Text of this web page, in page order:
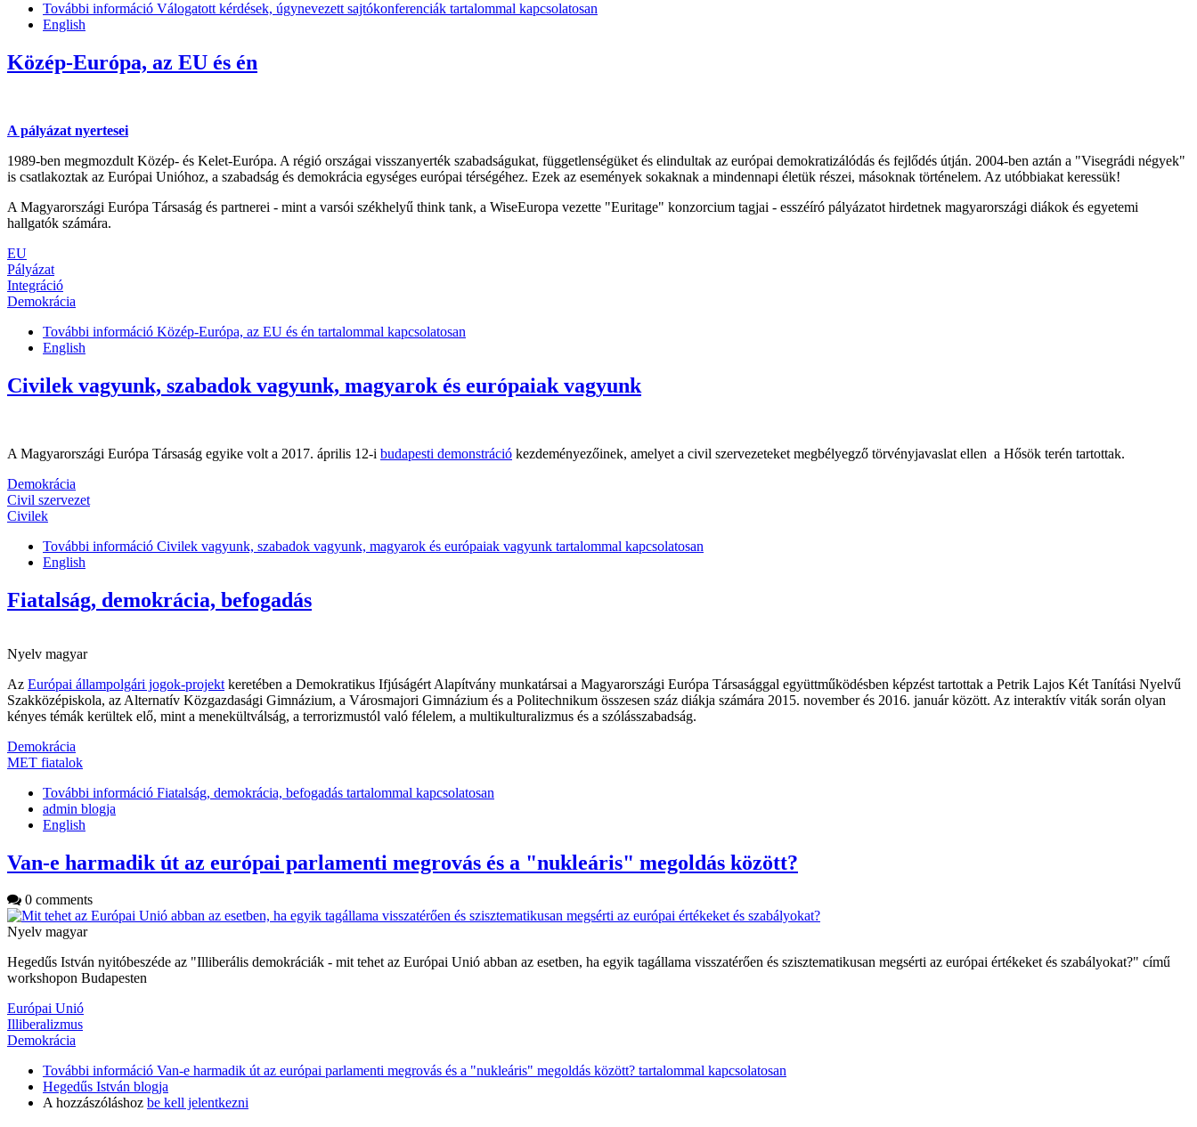
További információ Válogatott kérdések, úgynevezett sajtókonferenciák tartalommal kapcsolatosan
English
Közép-Európa, az EU és én
A pályázat nyertesei
1989-ben megmozdult Közép- és Kelet-Európa. A régió országai visszanyerték szabadságukat, függetlenségüket és elindultak az európai demokratizálódás és fejlődés útján. 2004-ben aztán a "Visegrádi négyek"
is csatlakoztak az Európai Unióhoz, a szabadság és demokrácia egységes európai térségéhez. Ezek az események sokaknak a mindennapi életük részei, másoknak történelem. Az utóbbiakat keressük!
A Magyarországi Európa Társaság és partnerei - mint a varsói székhelyű think tank, a WiseEuropa vezette "Euritage" konzorcium tagjai - esszéíró pályázatot hirdetnek magyarországi diákok és egyetemi
hallgatók számára.
EU
Pályázat
Integráció
Demokrácia
További információ Közép-Európa, az EU és én tartalommal kapcsolatosan
English
Civilek vagyunk, szabadok vagyunk, magyarok és európaiak vagyunk
A Magyarországi Európa Társaság egyike volt a 2017. április 12-i budapesti demonstráció kezdeményezőinek, amelyet a civil szervezeteket megbélyegző törvényjavaslat ellen a Hősök terén tartottak.
Demokrácia
Civil szervezet
Civilek
További információ Civilek vagyunk, szabadok vagyunk, magyarok és európaiak vagyunk tartalommal kapcsolatosan
English
Fiatalság, demokrácia, befogadás
Nyelv magyar
Az Európai állampolgári jogok-projekt keretében a Demokratikus Ifjúságért Alapítvány munkatársai a Magyarországi Európa Társasággal együttműködésben képzést tartottak a Petrik Lajos Két Tanítási Nyelvű
Szakközépiskola, az Alternatív Közgazdasági Gimnázium, a Városmajori Gimnázium és a Politechnikum összesen száz diákja számára 2015. november és 2016. január között. Az interaktív viták során olyan
kényes témák kerültek elő, mint a menekültválság, a terrorizmustól való félelem, a multikulturalizmus és a szólásszabadság.
Demokrácia
MET fiatalok
További információ Fiatalság, demokrácia, befogadás tartalommal kapcsolatosan
admin blogja
English
Van-e harmadik út az európai parlamenti megrovás és a "nukleáris" megoldás között?
0 comments
Nyelv magyar
Hegedűs István nyitóbeszéde az "Illiberális demokráciák - mit tehet az Európai Unió abban az esetben, ha egyik tagállama visszatérően és szisztematikusan megsérti az európai értékeket és szabályokat?" című
workshopon Budapesten
Európai Unió
Illiberalizmus
Demokrácia
További információ Van-e harmadik út az európai parlamenti megrovás és a "nukleáris" megoldás között? tartalommal kapcsolatosan
Hegedűs István blogja
A hozzászóláshoz be kell jelentkezni